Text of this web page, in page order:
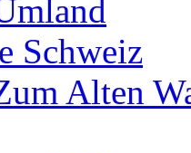
Schweiz
Alten